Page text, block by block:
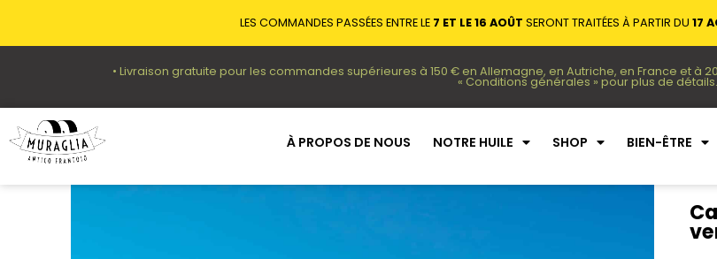
LES COMMANDES PASSÉES ENTRE LE 7 ET LE 16 AOÛT SERONT TRAITÉES À PARTIR DU 17
• Livraison gratuite pour les commandes supérieures à 150 € en Allemagne, en Autriche, en France et à
« Conditions générales » pour plus de détails.
À PROPOS DE NOUS NOTRE HUILE SHOP BIEN-ÊTRE